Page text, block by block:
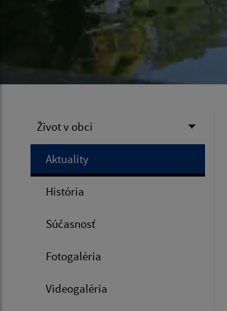
Život v obci
Aktuality
História
Súčasnosť
Fotogaléria
Videogaléria